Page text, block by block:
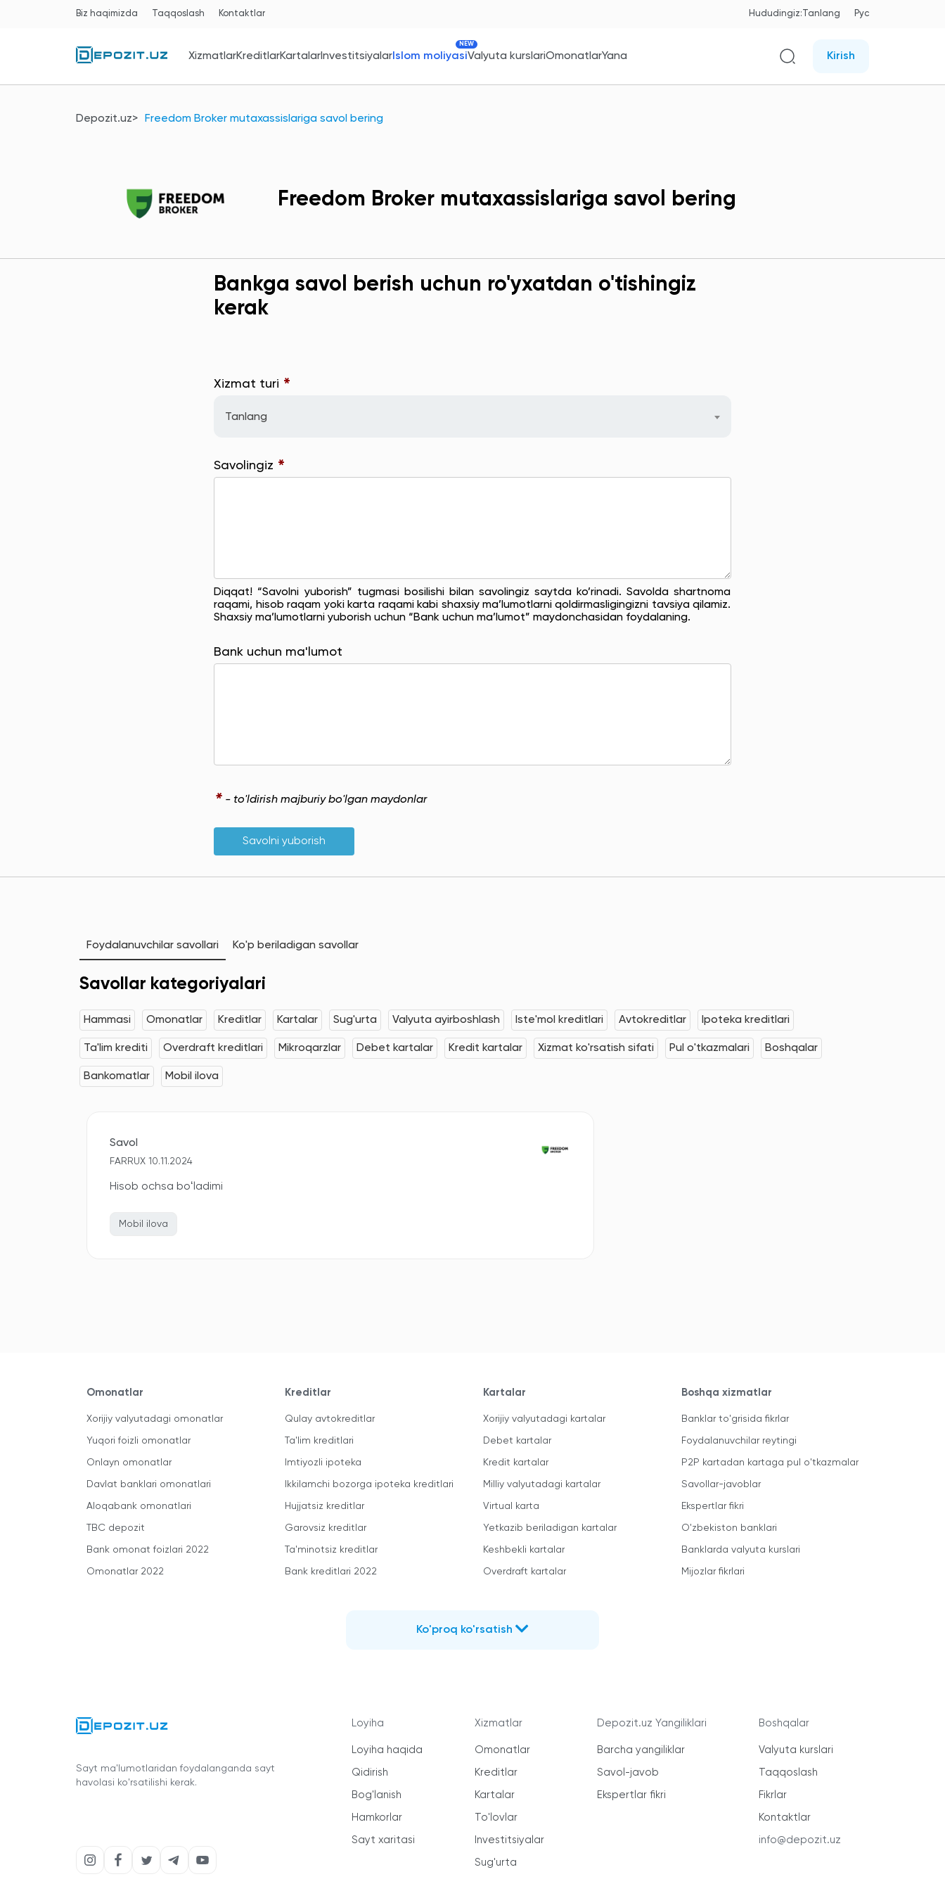
Biz haqimizda Taqqoslash Kontaktlar Hududingiz:Tanlang Рус
XizmatlarKreditlarKartalarInvestitsiyalarIslom moliyasi
NEW
Valyuta kurslariOmonatlarYana Kirish
Depozit.uz Freedom Broker mutaxassislariga savol bering
Freedom Broker mutaxassislariga savol bering
Bankga savol berish uchun ro'yxatdan o'tishingiz
kerak
Xizmat turi *
Tanlang
Savolingiz *
Diqqat! “Savolni yuborish” tugmasi bosilishi bilan savolingiz saytda ko’rinadi. Savolda shartnoma
raqami, hisob raqam yoki karta raqami kabi shaxsiy ma’lumotlarni qoldirmasligingizni tavsiya qilamiz.
Shaxsiy ma’lumotlarni yuborish uchun “Bank uchun ma’lumot” maydonchasidan foydalaning.
Bank uchun ma'lumot
* - to'ldirish majburiy bo'lgan maydonlar
Savolni yuborish
Foydalanuvchilar savollari Ko'p beriladigan savollar
Savollar kategoriyalari
Hammasi Omonatlar Kreditlar Kartalar Sug'urta Valyuta ayirboshlash Iste'mol kreditlari Avtokreditlar Ipoteka kreditlari
Ta'lim krediti Overdraft kreditlari Mikroqarzlar Debet kartalar Kredit kartalar Xizmat ko'rsatish sifati Pul o'tkazmalari Boshqalar
Bankomatlar Mobil ilova
Savol
FARRUX 10.11.2024
Hisob ochsa boʻladimi
Mobil ilova
Omonatlar
Xorijiy valyutadagi omonatlar
Yuqori foizli omonatlar
Onlayn omonatlar
Davlat banklari omonatlari
Aloqabank omonatlari
TBC depozit
Bank omonat foizlari 2022
Omonatlar 2022
Kreditlar
Qulay avtokreditlar
Ta'lim kreditlari
Imtiyozli ipoteka
Ikkilamchi bozorga ipoteka kreditlari
Hujjatsiz kreditlar
Garovsiz kreditlar
Ta'minotsiz kreditlar
Bank kreditlari 2022
Kartalar
Xorijiy valyutadagi kartalar
Debet kartalar
Kredit kartalar
Milliy valyutadagi kartalar
Virtual karta
Yetkazib beriladigan kartalar
Keshbekli kartalar
Overdraft kartalar
Boshqa xizmatlar
Banklar to'grisida fikrlar
Foydalanuvchilar reytingi
P2P kartadan kartaga pul o'tkazmalar
Savollar-javoblar
Ekspertlar fikri
O'zbekiston banklari
Banklarda valyuta kurslari
Mijozlar fikrlari
Ko'proq ko'rsatish
Sayt ma'lumotlaridan foydalanganda sayt
havolasi ko'rsatilishi kerak.
Loyiha
Loyiha haqida
Qidirish
Bog'lanish
Hamkorlar
Sayt xaritasi
Xizmatlar
Omonatlar
Kreditlar
Kartalar
To'lovlar
Investitsiyalar
Sug'urta
Depozit.uz Yangiliklari
Barcha yangiliklar
Savol-javob
Ekspertlar fikri
Boshqalar
Valyuta kurslari
Taqqoslash
Fikrlar
Kontaktlar
info@depozit.uz